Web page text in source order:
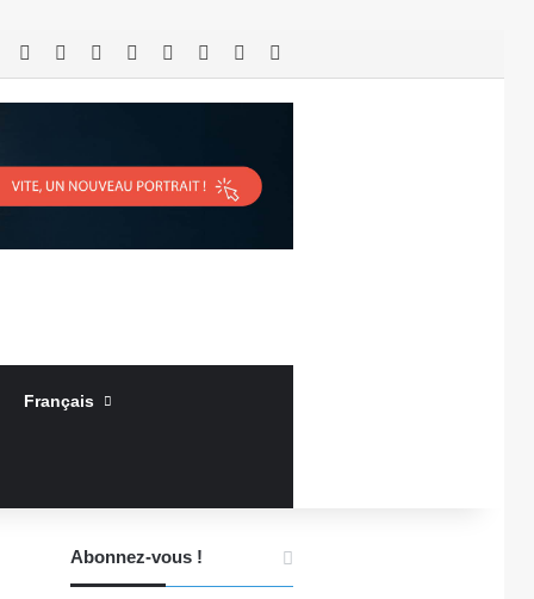
RSS Facebook LinkedinYouTubeConnexionArticle Aléatoire
Français
Abonnez-vous !